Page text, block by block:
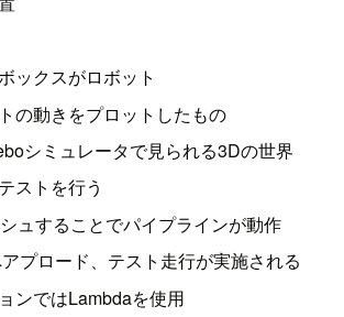
ックスがロボット
の動きをプロットしたもの
シミュレータで見られる3Dの世界
ストを行う
ュすることでパイプラインが動作
プロード、テスト走行が実施される
ンではLambdaを使用